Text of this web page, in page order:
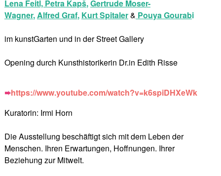
Lena Feitl, Petra Kapš,Gertrude Moser-
Wagner,Alfred Graf, Kurt Spitaler& Pouya Gourabi
im kunstGarten und in der Street Gallery
Opening durch Kunsthistorikerin Dr.in Edith Risse
➨https://www.youtube.com/watch?v=k6spiDHXeWk
Kuratorin: Irmi Horn
Die Ausstellung beschäftigt sich mit dem Leben der
Menschen. Ihren Erwartungen, Hoffnungen. Ihrer
Beziehung zur Mitwelt.